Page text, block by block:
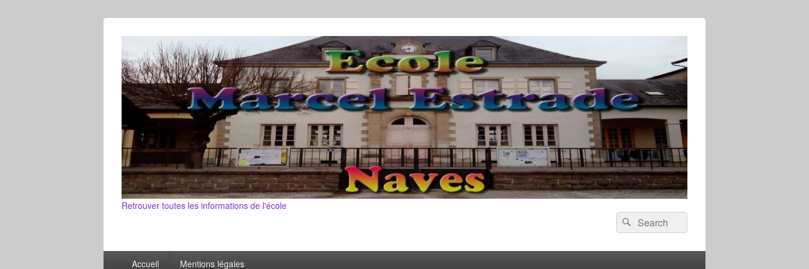
Retrouver toutes les informations de l'école
Search
for:
Search
Accueil Mentions légales